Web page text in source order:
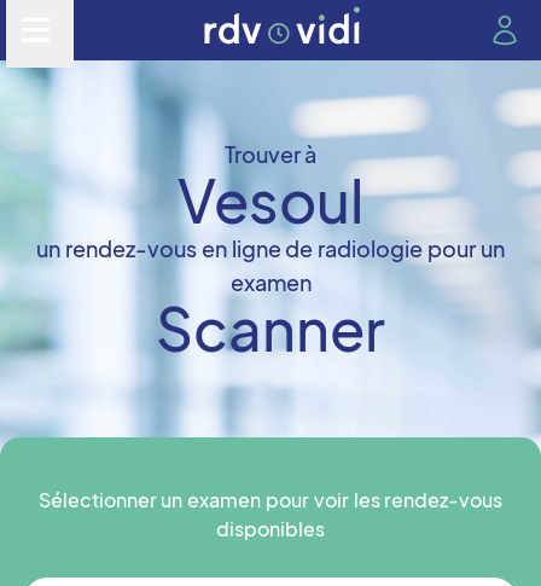
Trouver à
Vesoul
un rendez-vous en ligne de radiologie pour un
examen
Scanner
Sélectionner un examen pour voir les rendez-vous
disponibles